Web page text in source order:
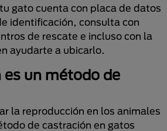
gato cuenta con placa de datos
identificación, consulta con
de rescate e incluso con la
ayudarte a ubicarlo.
es un método de
la reproducción en los animales
de castración en gatos